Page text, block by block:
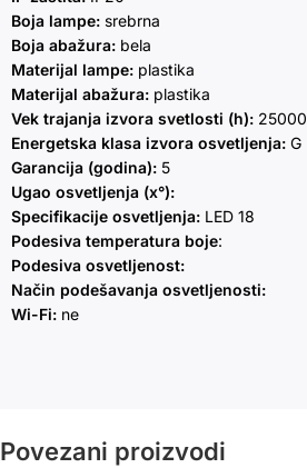
Boja lampe: srebrna
Boja abažura: bela
Materijal lampe: plastika
Materijal abažura: plastika
Vek trajanja izvora svetlosti (h): 25000
Energetska klasa izvora osvetljenja: G
Garancija (godina): 5
Ugao osvetljenja (x°):
Specifikacije osvetljenja: LED 18
Podesiva temperatura boje:
Podesiva osvetljenost:
Način podešavanja osvetljenosti:
Wi-Fi: ne
Povezani proizvodi